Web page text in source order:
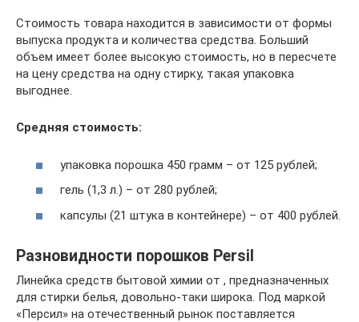
Стоимость товара находится в зависимости от формы
выпуска продукта и количества средства. Больший
объем имеет более высокую стоимость, но в пересчете
на цену средства на одну стирку, такая упаковка
выгоднее.
Средняя стоимость:
упаковка порошка 450 грамм – от 125 рублей;
гель (1,3 л.) – от 280 рублей;
капсулы (21 штука в контейнере) – от 400 рублей.
Разновидности порошков Persil
Линейка средств бытовой химии от , предназначенных
для стирки белья, довольно-таки широка. Под маркой
«Персил» на отечественный рынок поставляется